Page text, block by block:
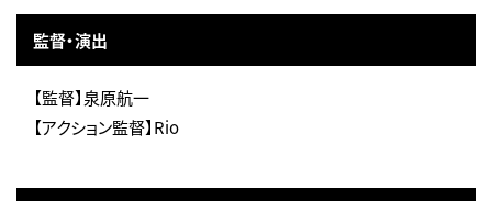
監督・演出
【監督】泉原航一
【アクション監督】Rio